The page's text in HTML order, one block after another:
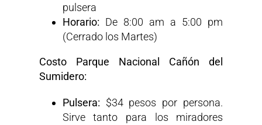
pulsera
Horario: De 8:00 am a 5:00 pm
(Cerrado los Martes)
Costo Parque Nacional Cañón del
Sumidero:
Pulsera: $34 pesos por persona.
Sirve tanto para los miradores